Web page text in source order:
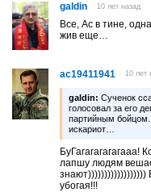
galdin 10 лет назад
Все, Ас в тине,
жив еще…
ac19411941 10 лет
galdin: Сученок
голосовал за его
партийным
искариот…
лапшу людям
знают))))))))))))))))))
убогая!!!